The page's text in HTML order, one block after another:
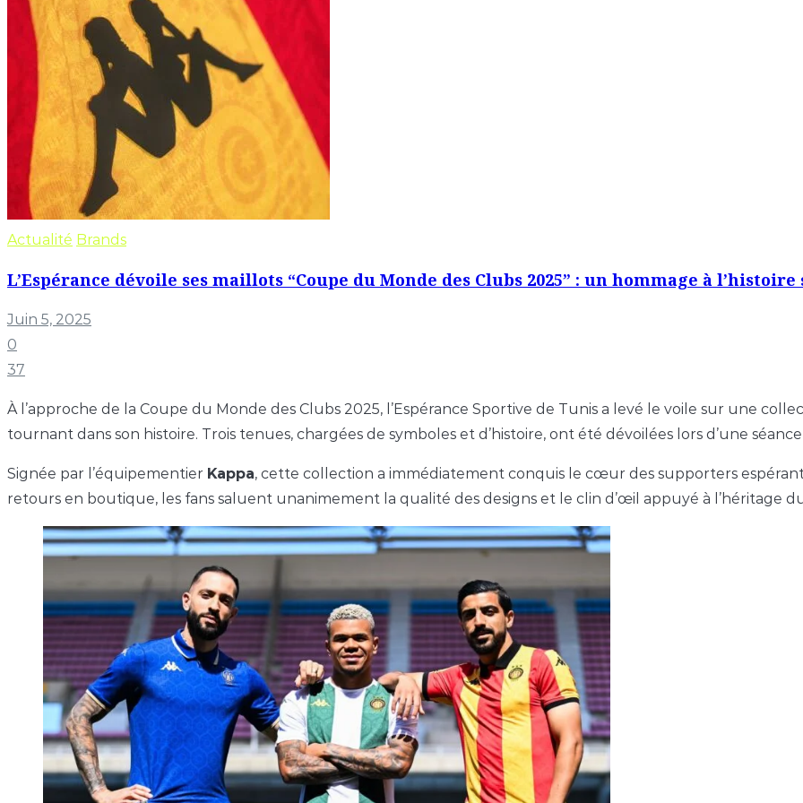
Actualité Brands
L’Espérance dévoile ses maillots “Coupe du Monde des Clubs 2025” : un hommage à
Juin 5, 2025
0
37
À l’approche de la Coupe du Monde des Clubs 2025, l’Espérance Sportive de Tunis a levé le voile sur une
tournant dans son histoire. Trois tenues, chargées de symboles et d’histoire, ont été dévoilées lors d’une
Signée par l’équipementier Kappa, cette collection a immédiatement conquis le cœur des supporters
retours en boutique, les fans saluent unanimement la qualité des designs et le clin d’œil appuyé à l’héritage